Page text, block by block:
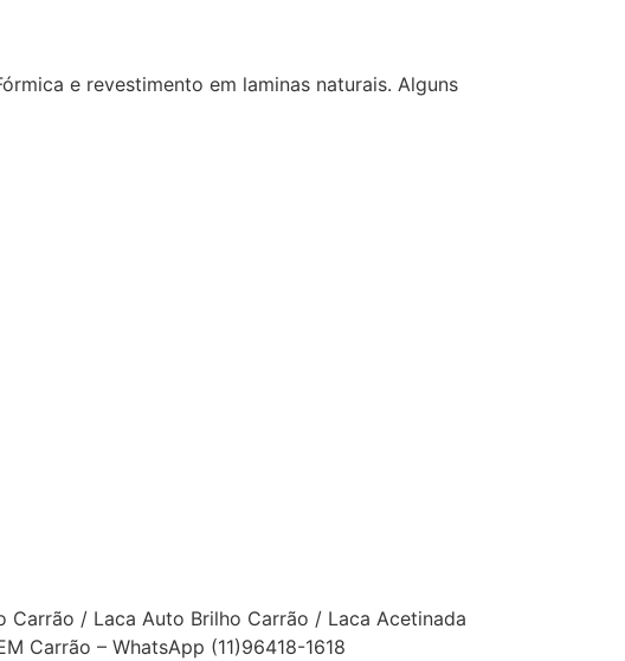
e revestimento em laminas naturais. Alguns
Carrão / Laca Auto Brilho Carrão / Laca Acetinada
Carrão – WhatsApp (11)96418-1618